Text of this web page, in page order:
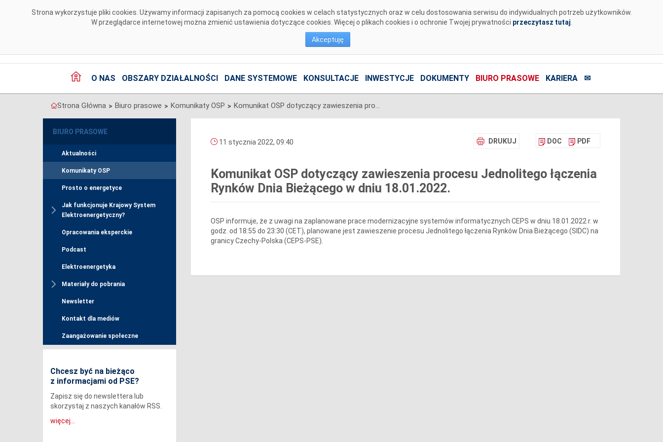
Strona wykorzystuje pliki cookies. Używamy informacji zapisanych za pomocą cookies w celach statystycznych oraz w celu dostosowania serwisu do indywidualnych potrzeb użytkowników.
W przeglądarce internetowej można zmienić ustawienia dotyczące cookies. Więcej o plikach cookies i o ochronie Twojej prywatności przeczytasz tutaj
Akceptuję
O NAS OBSZARY DZIAŁALNOŚCI DANE SYSTEMOWE KONSULTACJE INWESTYCJE DOKUMENTY BIURO PRASOWE KARIERA ✉
Strona Główna > Biuro prasowe > Komunikaty OSP > Komunikat OSP dotyczący zawieszenia procesu Jednolitego łączenia Rynków Dnia Bieżącego w dniu 18.01.2022.
BIURO PRASOWE
Aktualności
Komunikaty OSP
Prosto o energetyce
Jak funkcjonuje Krajowy System
Elektroenergetyczny?
Opracowania eksperckie
Podcast
Elektroenergetyka
Materiały do pobrania
Newsletter
Kontakt dla mediów
Zaangażowanie społeczne
Chcesz być na bieżąco
z informacjami od PSE?
Zapisz się do newslettera lub
skorzystaj z naszych kanałów RSS.
więcej...
DRUKUJ DOC PDF
11 stycznia 2022, 09:40
Komunikat OSP dotyczący zawieszenia procesu Jednolitego łączenia
Rynków Dnia Bieżącego w dniu 18.01.2022.
OSP informuje, że z uwagi na zaplanowane prace modernizacyjne systemów informatycznych CEPS w dniu 18.01.2022 r. w
godz. od 18:55 do 23:30 (CET), planowane jest zawieszenie procesu Jednolitego łączenia Rynków Dnia Bieżącego (SIDC) na
granicy Czechy-Polska (CEPS-PSE).